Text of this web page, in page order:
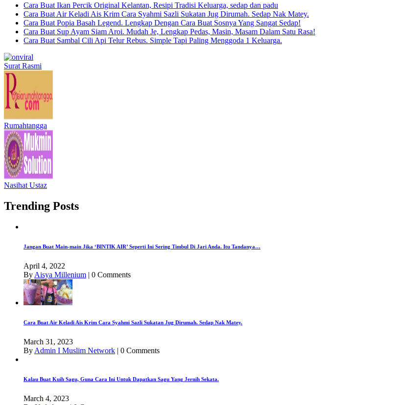
Cara Buat Ikan Percik Original Kelantan, Resipi Tradisi Keluarga, sedap dan padu
Cara Buat Air Keladi Ais Krim Cara Syahmi Sazli Sukatan Jug Dirumah. Sedap Nak Matey.
Cara Buat Popia Basah Legend. Lengkap Dengan Cara Buat Sosnya Yang Sangat Sedap!
Cara Buat Sup Ayam Siam Aroi. Mudah Je, Lengkap Pedas, Masin, Masam Dalam Satu Rasa!
Cara Buat Sambal Cili Api Telur Rebus. Simple Tapi Paling Menggoda 1 Keluarga.
Surat Rasmi
Rumahtangga
Nasihat Ustaz
Trending Posts
Jangan Buat Main-main Jika ‘BINTIK AIR’ Seperti Ini Sering Timbul Di Jari Anda. Itu Tandanya…
April 4, 2022
By Aisya Millenium | 0 Comments
Cara Buat Air Keladi Ais Krim Cara Syahmi Sazli Sukatan Jug Dirumah. Sedap Nak Matey.
March 31, 2023
By Admin I Muslim Network | 0 Comments
Kalau Buat Kuih Sagu, Guna Cara Ini Untuk Dapatkan Sagu Yang Jernih Sekata.
March 4, 2023